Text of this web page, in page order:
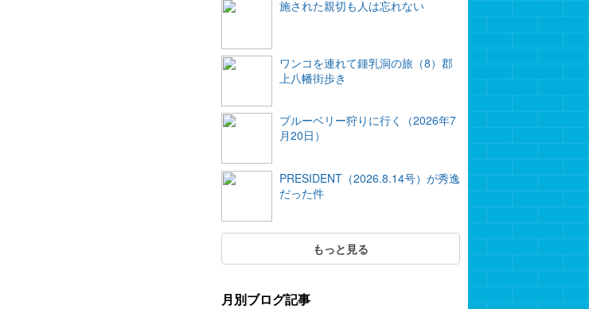
施された親切も人は忘れない
ワンコを連れて鍾乳洞の旅（8）郡
上八幡街歩き
ブルーベリー狩りに行く（2026年7
月20日）
PRESIDENT（2026.8.14号）が秀逸
だった件
もっと見る
月別ブログ記事